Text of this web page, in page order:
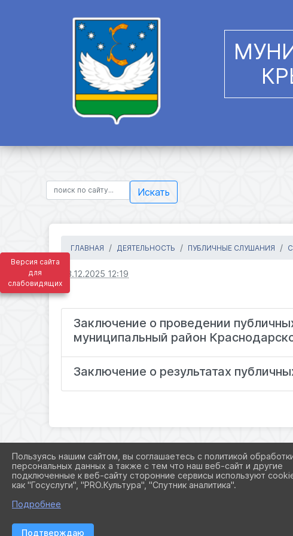
Версия сайта
для
слабовидящих
Искать
ГЛАВНАЯ ДЕЯТЕЛЬНОСТЬ ПУБЛИЧНЫЕ СЛУШАНИЯ
08.12.2025 12:19
Заключение о проведении
муниципальный район
Заключение о результатах
Пользуясь нашим сайтом, вы соглашаетесь с политикой
персональных данных а также с тем что наш веб-сайт и другие
подключенные к веб-сайту сторонние сервисы используют
как "Госуслуги", "PRO.Культура", "Спутник аналитика".
Подробнее
Подтверждаю